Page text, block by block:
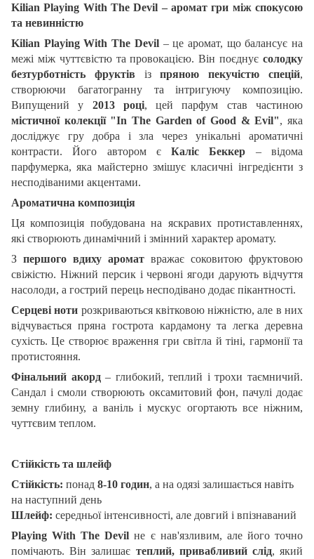
Kilian Playing With The Devil – аромат гри між спокусою
та невинністю
Kilian Playing With The Devil– це аромат, що балансує на
межі між чуттєвістю та провокацією. Він поєднує солодку
безтурботність фруктів ізпряною пекучістю спецій,
створюючи багатогранну та інтригуючу композицію.
Випущений у 2013 році, цей парфум став частиною
містичної колекції "In The Garden of Good & Evil", яка
досліджує гру добра і зла через унікальні ароматичні
контрасти. Його автором єКаліс Беккер – відома
парфумерка, яка майстерно змішує класичні інгредієнти з
несподіваними акцентами.
Ароматична композиція
Ця композиція побудована на яскравих протиставленнях,
які створюють динамічний і змінний характер аромату.
З першого вдиху аромат вражає соковитою фруктовою
свіжістю. Ніжний персик і червоні ягоди дарують відчуття
насолоди, а гострий перець несподівано додає пікантності.
Серцеві ноти розкриваються квітковою ніжністю, але в них
відчувається пряна гострота кардамону та легка деревна
сухість. Це створює враження гри світла й тіні, гармонії та
протистояння.
Фінальний акорд– глибокий, теплий і трохи таємничий.
Сандал і смоли створюють оксамитовий фон, пачулі додає
земну глибину, а ваніль і мускус огортають все ніжним,
чуттєвим теплом.
Стійкість та шлейф
Стійкість: понад 8-10 годин, а на одязі залишається навіть
на наступний день
Шлейф: середньої інтенсивності, але довгий і впізнаваний
Playing With The Devil не є нав'язливим, але його точно
помічають. Він залишає теплий, привабливий слід, який